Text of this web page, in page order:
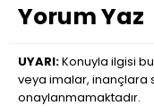
Yorum Yaz
UYARI:Konuyla ilgisi
veya imalar, inançlara
onaylanmamaktadır.